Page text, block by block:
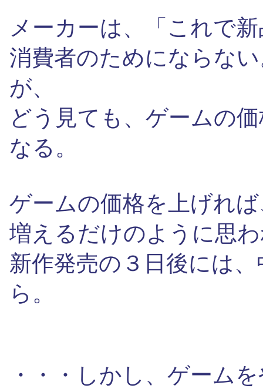
メーカーは、「これで
消費者のためにならな
が、
どう見ても、ゲームの
なる。
ゲームの価格を上げれ
増えるだけのように思
新作発売の３日後には
ら。
・・・しかし、ゲーム